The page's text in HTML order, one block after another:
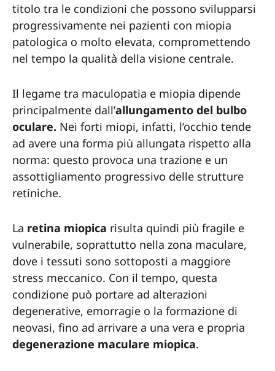
titolo tra le condizioni che possono svilupparsi
progressivamente nei pazienti con miopia
patologica o molto elevata, compromettendo
nel tempo la qualità della visione centrale.
Il legame tra maculopatia e miopia dipende
principalmente dall’allungamento del bulbo
oculare. Nei forti miopi, infatti, l’occhio tende
ad avere una forma più allungata rispetto alla
norma: questo provoca una trazione e un
assottigliamento progressivo delle strutture
retiniche.
La retina miopica risulta quindi più fragile e
vulnerabile, soprattutto nella zona maculare,
dove i tessuti sono sottoposti a maggiore
stress meccanico. Con il tempo, questa
condizione può portare ad alterazioni
degenerative, emorragie o la formazione di
neovasi, fino ad arrivare a una vera e propria
degenerazione maculare miopica.